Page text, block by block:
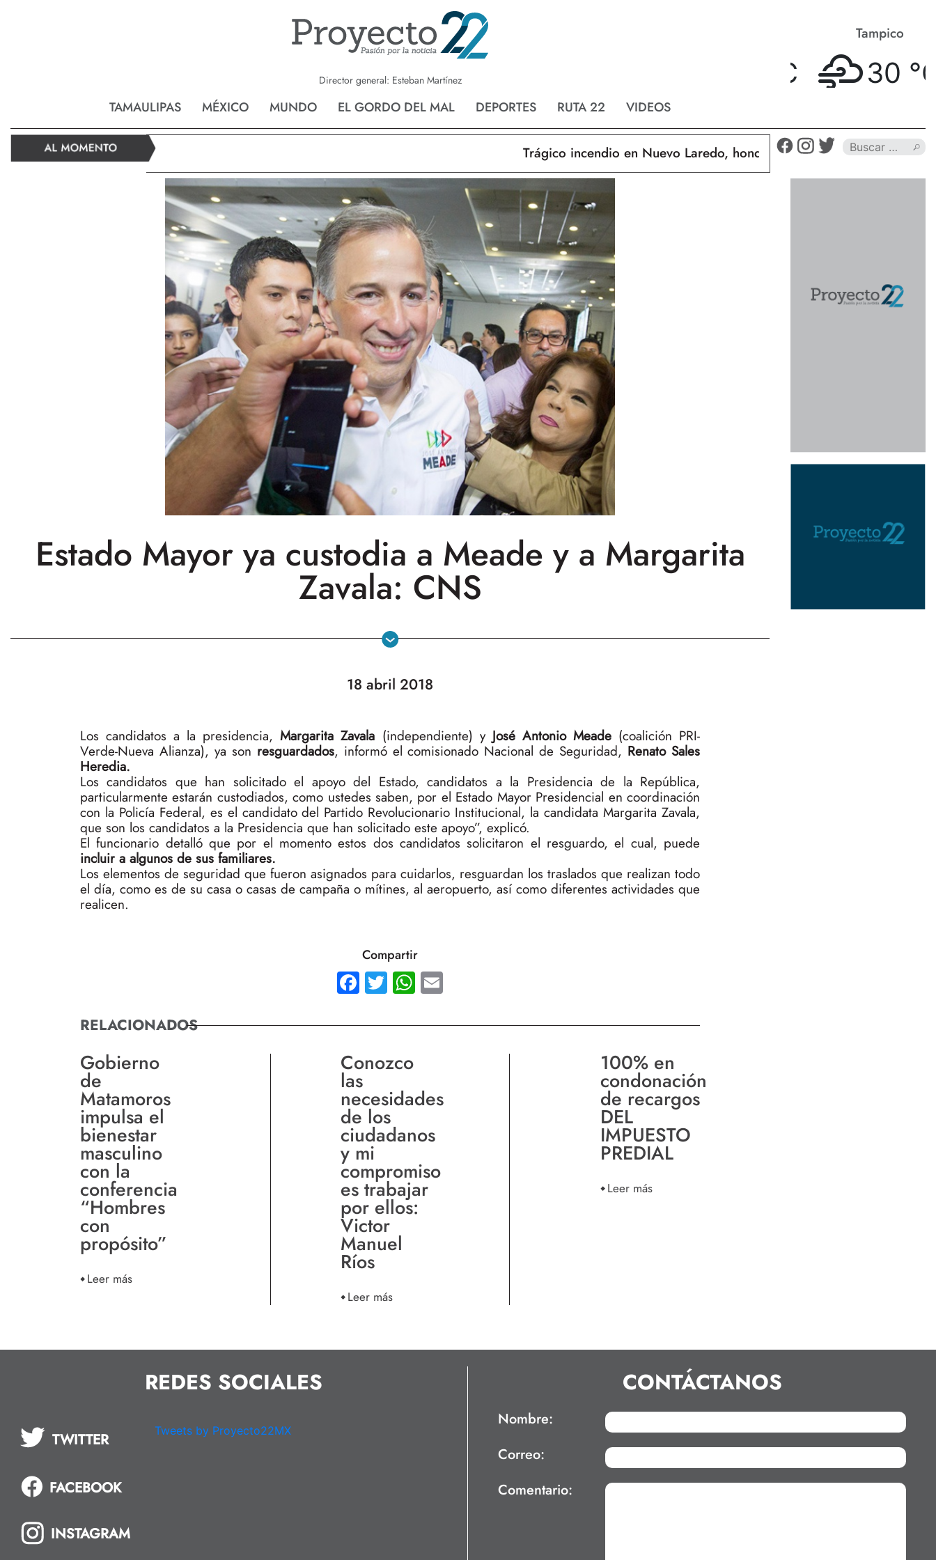
Director general: Esteban Martínez
TAMAULIPAS MÉXICO MUNDO EL GORDO DEL MAL DEPORTES RUTA 22 VIDEOS
Reynosa Nvo. Laredo Tampico
30 °C
Trágico incendio en Nuevo Laredo, hondureño muere calcinado
Estado Mayor ya custodia a Meade y a Margarita
Zavala: CNS
18 abril 2018
Los candidatos a la presidencia,Margarita Zavala (independiente) yJosé Antonio Meade(coalición PRI-
Verde-Nueva Alianza), ya son resguardados, informó el comisionado Nacional de Seguridad, Renato Sales
Heredia.
Los candidatos que han solicitado el apoyo del Estado, candidatos a la Presidencia de la República,
particularmente estarán custodiados, como ustedes saben, por el Estado Mayor Presidencial en coordinación
con la Policía Federal, es el candidato del Partido Revolucionario Institucional, la candidata Margarita Zavala,
que son los candidatos a la Presidencia que han solicitado este apoyo”, explicó.
El funcionario detalló que por el momento estos dos candidatos solicitaron el resguardo, el cual, puede
incluir a algunos de sus familiares.
Los elementos de seguridad que fueron asignados para cuidarlos, resguardan los traslados que realizan todo
el día, como es de su casa o casas de campaña o mítines, al aeropuerto, así como diferentes actividades que
realicen.
Compartir
Facebook
TwitterWhatsApp
RELACIONADOS
Gobierno
de
Matamoros
impulsa el
bienestar
masculino
con la
conferencia
“Hombres
con
propósito”
Leer más
Conozco
las
necesidades
de los
ciudadanos
y mi
compromiso
es trabajar
por ellos:
Victor
Manuel
Ríos
Leer más
100% en
condonación
de recargos
DEL
IMPUESTO
PREDIAL
Leer más
REDES SOCIALES
TWITTER
FACEBOOK
INSTAGRAM
Tweets by Proyecto22MX
CONTÁCTANOS
Nombre:
Correo:
Comentario: